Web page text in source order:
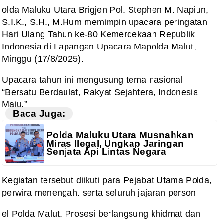
olda Maluku Utara Brigjen Pol. Stephen M. Napiun,
S.I.K., S.H., M.Hum memimpin upacara peringatan
Hari Ulang Tahun ke-80 Kemerdekaan Republik
Indonesia di Lapangan Upacara Mapolda Malut,
Minggu (17/8/2025).
Upacara tahun ini mengusung tema nasional
“Bersatu Berdaulat, Rakyat Sejahtera, Indonesia
Maju.”
Baca Juga:
Polda Maluku Utara Musnahkan
Miras Ilegal, Ungkap Jaringan
Senjata Api Lintas Negara
Kegiatan tersebut diikuti para Pejabat Utama Polda,
perwira menengah, serta seluruh jajaran person
el Polda Malut. Prosesi berlangsung khidmat dan